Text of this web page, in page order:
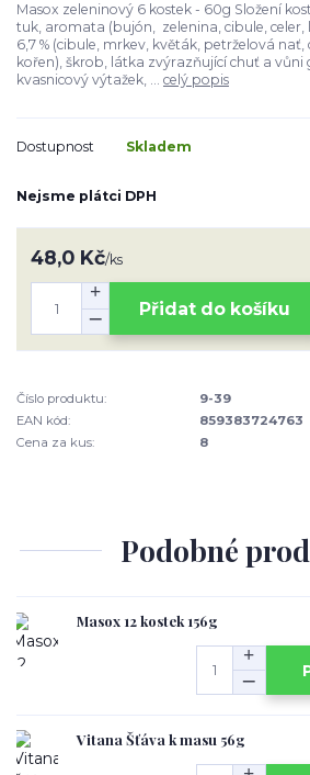
Masox zeleninový 6 kostek - 60g Složení
tuk, aromata (bujón, zelenina, cibule, celer,
6,7 % (cibule, mrkev, květák, petrželová
kořen), škrob, látka zvýrazňující chuť a vůni
kvasnicový výtažek, ... celý popis
Dostupnost Skladem
Nejsme plátci DPH
48,0 Kč/ks
Přidat do košíku
Číslo produktu:
9-39
EAN kód:
859383724763
Cena za kus:
8
Podobné
Masox 12 kostek 156g
Vitana Šťáva k masu 56g